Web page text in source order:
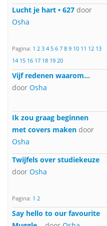
Lucht je hart • 627 door
Osha
Pagina: 1 2 3 4 5 6 7 8 9 10 11 12 13
14 15 16 17 18 19 20
Vijf redenen waarom...
door Osha
Ik zou graag beginnen
met covers maken door
Osha
Twijfels over studiekeuze
door Osha
Pagina: 1 2
Say hello to our favourite